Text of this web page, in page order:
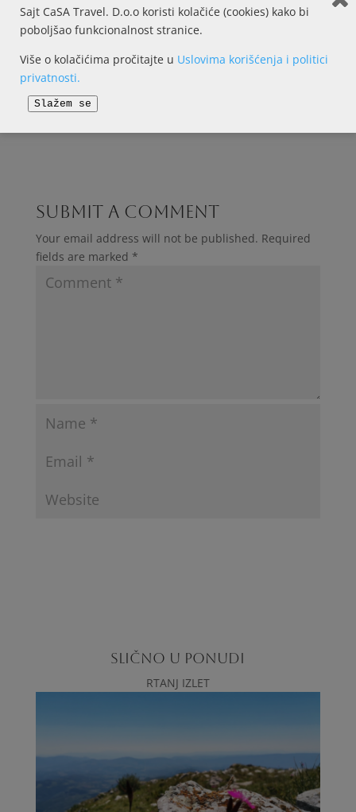
Prijavi me
Submit a Comment
Your email address will not be published. Required
fields are marked *
SLIČNO U PONUDI
RTANJ IZLET
Sajt CaSA Travel. D.o.o koristi kolačiće (cookies) kako bi
poboljšao funkcionalnost stranice.
Više o kolačićima pročitajte u Uslovima korišćenja i politici
privatnosti.
Slažem se